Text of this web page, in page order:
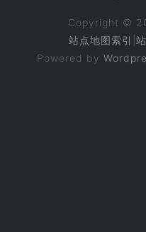
Copyright ©
站点地图索引
Powered by